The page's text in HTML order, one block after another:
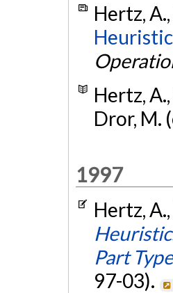
Hertz,
Hertz,
Dror, M.
1997
Hertz,
Part
97-03).